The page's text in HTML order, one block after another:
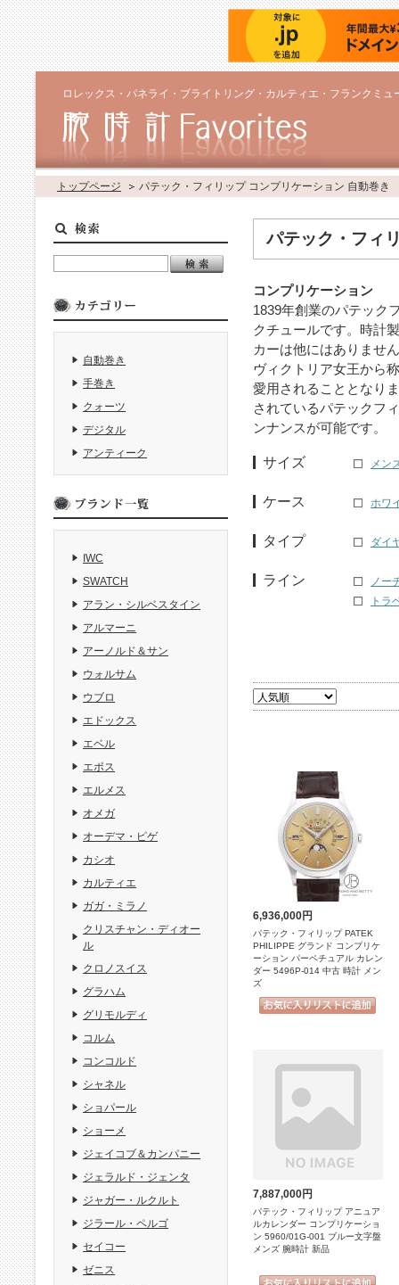
ロレックス・パネライ・ブライトリング・カルティエ・フランクミ
トップページ パテック・フィリップ コンプリケーション 自動巻き
パテック・フィ
コンプリケーション
1839年創業のパテック
クチュールです。時計
カーは他にはありませ
ヴィクトリア女王から
愛用されることとなり
されているパテックフ
ンナンスが可能です。
サイズ メン
ケース ホワ
タイプ ダイ
ライン
ノー
トラ
6,936,000円
パテック・フィリップ PATEK
PHILIPPE グランド コンプリケ
ーション パーペチュアル カレン
ダー 5496P-014 中古 時計 メン
ズ
7,887,000円
パテック・フィリップ アニュア
ルカレンダー コンプリケーショ
ン 5960/01G-001 ブルー文字盤
メンズ 腕時計 新品
自動巻き
手巻き
クォーツ
デジタル
アンティーク
IWC
SWATCH
アラン・シルベスタイン
アルマーニ
アーノルド＆サン
ウォルサム
ウブロ
エドックス
エベル
エポス
エルメス
オメガ
オーデマ・ピゲ
カシオ
カルティエ
ガガ・ミラノ
クリスチャン・ディオー
ル
クロノスイス
グラハム
グリモルディ
コルム
コンコルド
シャネル
ショパール
ショーメ
ジェイコブ＆カンパニー
ジェラルド・ジェンタ
ジャガー・ルクルト
ジラール・ペルゴ
セイコー
ゼニス